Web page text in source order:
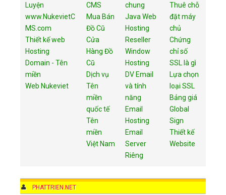
Luyện
www.NukevietC
MS.com
Thiết kế web
Hosting
Domain - Tên
miền
Web Nukeviet
CMS
Mua Bán
Đồ Cũ
Cửa
Hàng Đồ
Cũ
Dịch vụ
Tên
miền
quốc tế
Tên
miền
Việt Nam
chung
Java Web
Hosting
Reseller
Window
Hosting
DV Email
và tính
năng
Email
Hosting
Email
Server
Riêng
Thuê chỗ
đặt máy
chủ
Chứng
chỉ số
SSL là gì
Lựa chọn
loại SSL
Bảng giá
Global
Sign
Thiết kế
Website
AUTHOR
PHATTRIEN.NET